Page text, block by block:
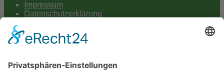
Impressum
Datenschutzerklärung
Cookie-Einstellungen
to